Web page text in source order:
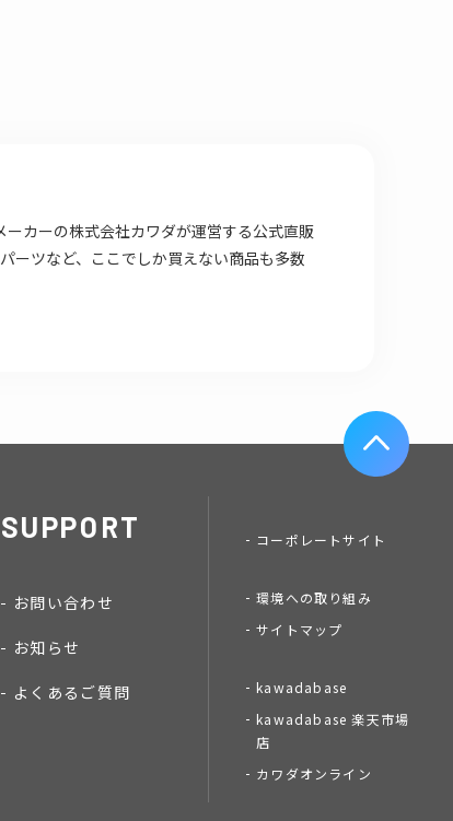
カーの株式会社カワダが運営する公式直販
ーツなど、ここでしか買えない商品も多数
SUPPORT
お問い合わせ
お知らせ
よくあるご質問
コーポレートサイト
環境への取り組み
サイトマップ
kawadabase
kawadabase 楽天市場
店
カワダオンライン